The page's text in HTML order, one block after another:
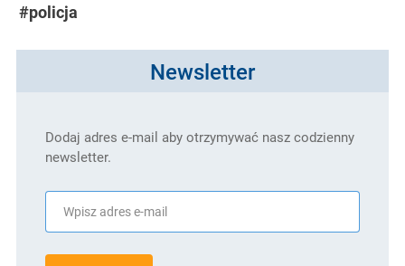
#policja
Newsletter
Dodaj adres e-mail aby otrzymywać nasz codzienny
newsletter.